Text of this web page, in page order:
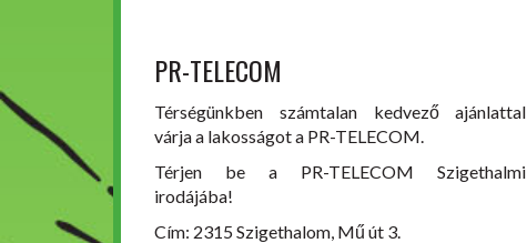
PR-TELECOM
Térségünkben számtalan kedvező ajánlattal
várja a lakosságot a PR-TELECOM.
Térjen be a PR-TELECOM Szigethalmi
irodájába!
Cím: 2315 Szigethalom, Mű út 3.